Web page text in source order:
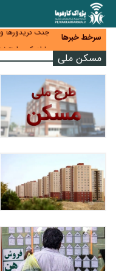
سرخط خبرها
زائران اربعین
بانک‌ها و
پارادوکس
شبکه کمتر
تأمین سرمایه
جدید سیاست‌های
وارد میدان شد
مسکن ملی